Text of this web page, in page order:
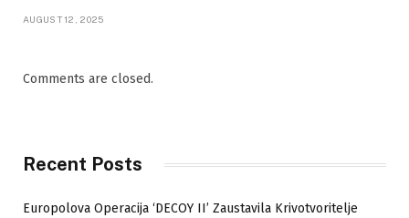
AUGUST 12, 2025
Comments are closed.
Recent Posts
Europolova Operacija ‘DECOY II’ Zaustavila Krivotvoritelje